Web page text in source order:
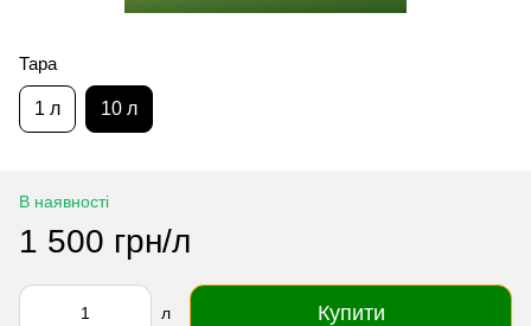
Тара
1 л 10 л
В наявності
1 500 грн/л
л Купити